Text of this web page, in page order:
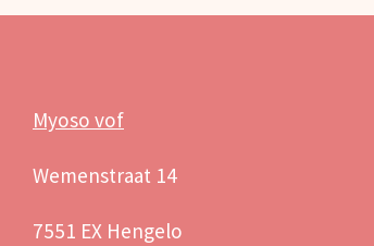
Myoso vof
Wemenstraat 14
7551 EX Hengelo